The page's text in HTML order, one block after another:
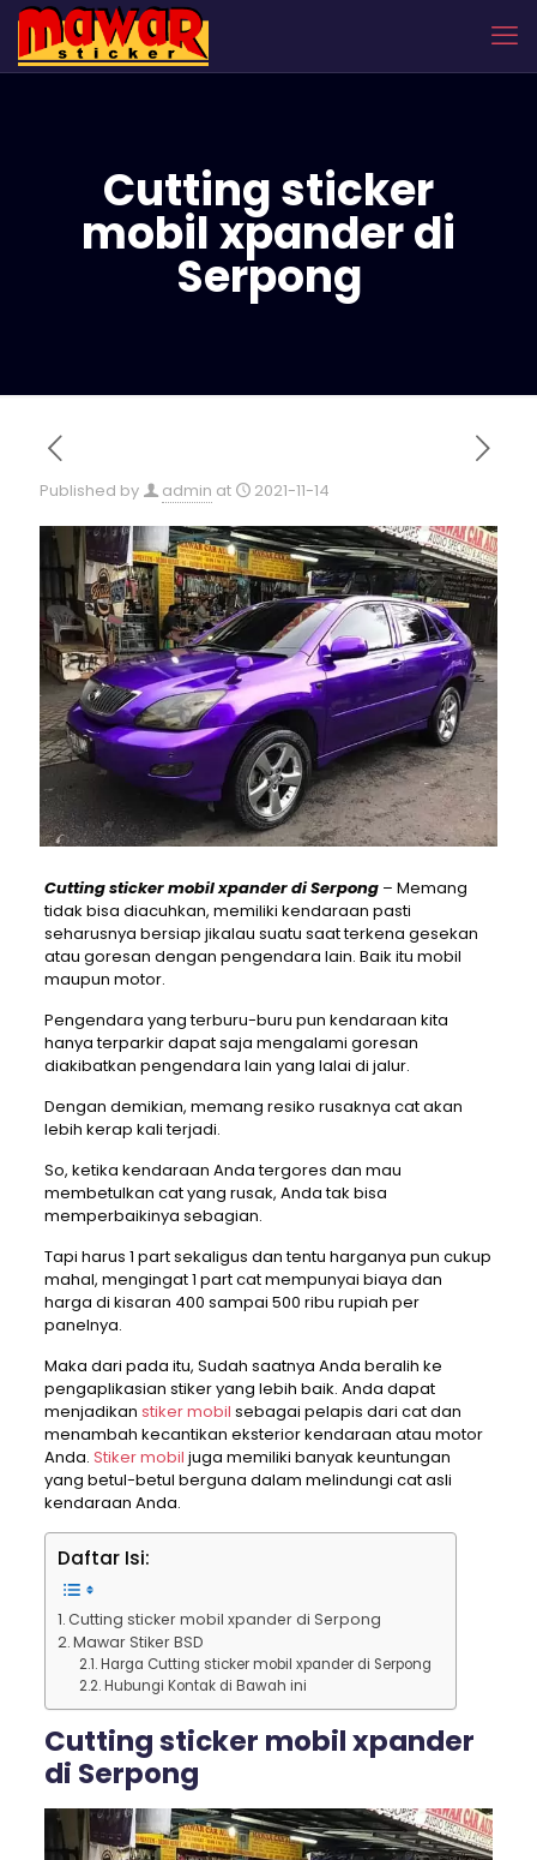
Cutting sticker
mobil xpander di
Serpong
Published by admin at 2021-11-14
Cutting sticker mobil xpander di Serpong– Memang
tidak bisa diacuhkan, memiliki kendaraan pasti
seharusnya bersiap jikalau suatu saat terkena gesekan
atau goresan dengan pengendara lain. Baik itu mobil
maupun motor.
Pengendara yang terburu-buru pun kendaraan kita
hanya terparkir dapat saja mengalami goresan
diakibatkan pengendara lain yang lalai di jalur.
Dengan demikian, memang resiko rusaknya cat akan
lebih kerap kali terjadi.
So, ketika kendaraan Anda tergores dan mau
membetulkan cat yang rusak, Anda tak bisa
memperbaikinya sebagian.
Tapi harus 1 part sekaligus dan tentu harganya pun cukup
mahal, mengingat 1 part cat mempunyai biaya dan
harga di kisaran 400 sampai 500 ribu rupiah per
panelnya.
Maka dari pada itu, Sudah saatnya Anda beralih ke
pengaplikasian stiker yang lebih baik. Anda dapat
menjadikan stiker mobil sebagai pelapis dari cat dan
menambah kecantikan eksterior kendaraan atau motor
Anda. Stiker mobil juga memiliki banyak keuntungan
yang betul-betul berguna dalam melindungi cat asli
kendaraan Anda.
Daftar Isi:
Cutting sticker mobil xpander di Serpong
Mawar Stiker BSD
Harga Cutting sticker mobil xpander di Serpong
Hubungi Kontak di Bawah ini
Cutting sticker mobil xpander
di Serpong